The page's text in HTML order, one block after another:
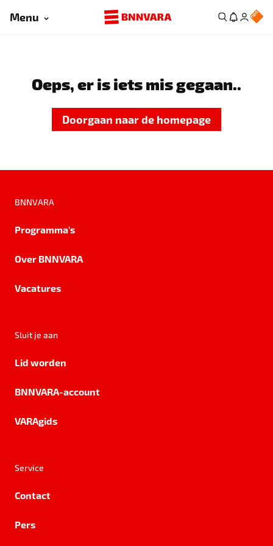
Menu
Oeps, er is iets mis gegaan..
Doorgaan naar de homepage
BNNVARA
Programma's
Over BNNVARA
Vacatures
Sluit je aan
Lid worden
BNNVARA-account
VARAgids
Service
Contact
Pers